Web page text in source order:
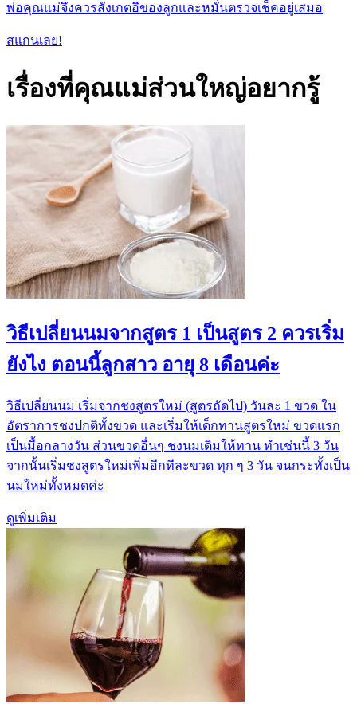
พ่อคุณแม่จึงควรสังเกตอึของลูกและหมั่นตรวจเช็คอยู่เสมอ
สแกนเลย!
เรื่องที่คุณแม่ส่วนใหญ่อยากรู้
วิธีเปลี่ยนนมจากสูตร 1 เป็นสูตร 2 ควรเริ่ม
ยังไง ตอนนี้ลูกสาว อายุ 8 เดือนค่ะ
วิธีเปลี่ยนนม เริ่มจากชงสูตรใหม่ (สูตรถัดไป) วันละ 1 ขวด ใน
อัตราการชงปกติทั้งขวด และเริ่มให้เด็กทานสูตรใหม่ ขวดแรก
เป็นมื้อกลางวัน ส่วนขวดอื่นๆ ชงนมเดิมให้ทาน ทำเช่นนี้ 3 วัน
จากนั้นเริ่มชงสูตรใหม่เพิ่มอีกทีละขวด ทุก ๆ 3 วัน จนกระทั้งเป็น
นมใหม่ทั้งหมดค่ะ
ดูเพิ่มเติม